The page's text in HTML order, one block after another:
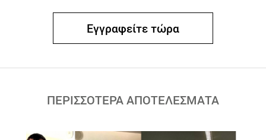
Εγγραφείτε τώρα
ΠΕΡΙΣΣΟΤΕΡΑ ΑΠΟΤΕΛΕΣΜΑΤΑ